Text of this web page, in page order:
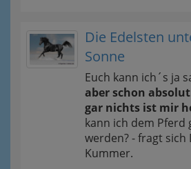
Die Edelsten
Sonne
Euch kann ich´s ja
aber schon
gar nichts ist mir
kann ich dem Pferd
werden? - fragt sich
Kummer.